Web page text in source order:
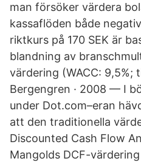
man försöker värdera
kassaflöden både
riktkurs på 170 SEK är
blandning av
värdering (WACC: 9,5%;
Bergengren · 2008 — I
under Dot.com–eran
att den traditionella
Discounted Cash Flow
Mangolds DCF-